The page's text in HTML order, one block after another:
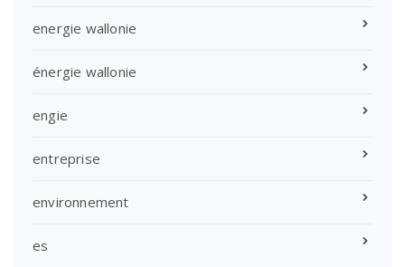
energie wallonie
énergie wallonie
engie
entreprise
environnement
es